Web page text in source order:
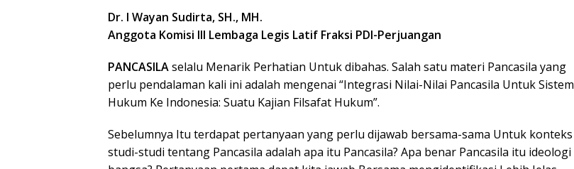
Dr. I Wayan Sudirta, SH., MH.
Anggota Komisi III Lembaga Legis Latif Fraksi PDI-Perjuangan
PANCASILAselalu Menarik Perhatian Untuk dibahas. Salah satu materi Pancasila yang
perlu pendalaman kali ini adalah mengenai “Integrasi Nilai-Nilai Pancasila Untuk Sistem
Hukum Ke Indonesia: Suatu Kajian Filsafat Hukum”.
Sebelumnya Itu terdapat pertanyaan yang perlu dijawab bersama-sama Untuk konteks
studi-studi tentang Pancasila adalah apa itu Pancasila? Apa benar Pancasila itu ideologi